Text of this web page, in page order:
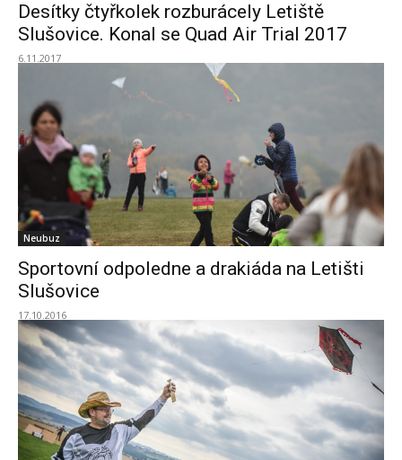
Desítky čtyřkolek rozburácely Letiště
Slušovice. Konal se Quad Air Trial 2017
6.11.2017
Neubuz
Sportovní odpoledne a drakiáda na Letišti
Slušovice
17.10.2016